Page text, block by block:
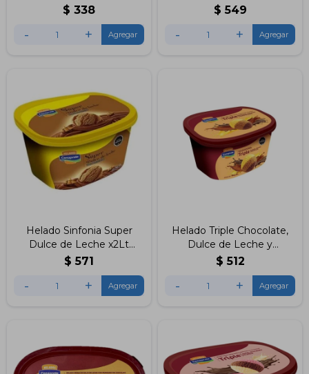
$ 338
- +
$ 549
- +
Helado Sinfonia Super
Dulce de Leche x2Lt
Conaprole
$ 571
- +
Helado Triple Chocolate,
Dulce de Leche y
Sambayon Conaprole 2Lts
$ 512
- +